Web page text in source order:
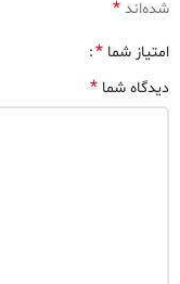
شده‌اند *
امتیاز شما *
دیدگاه شما *